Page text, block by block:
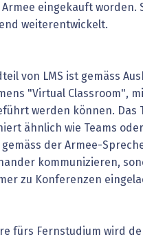
eingekauft worden.
weiterentwickelt.
von LMS ist gemäss
"Virtual Classroom",
werden können. Das
ähnlich wie Teams
gemäss der Armee-
kommunizieren,
zu Konferenzen
fürs Fernstudium wird